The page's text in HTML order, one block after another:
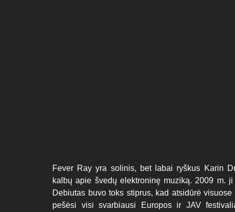
Fever Ray yra solinis, bet labai ryškus Karin
kalbų apie švedų elektroninę muziką. 2009 m.
Debiutas buvo toks stiprus, kad atsidūrė
pešėsi visi svarbiausi Europos ir JAV